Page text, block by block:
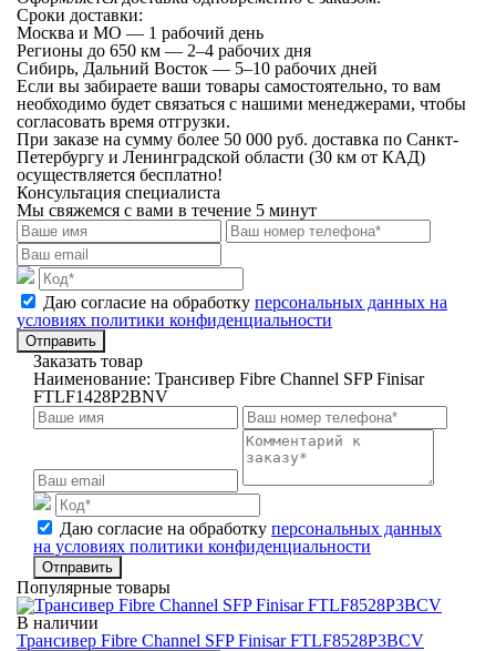
Сроки доставки:
Москва и МО — 1 рабочий день
Регионы до 650 км — 2–4 рабочих дня
Сибирь, Дальний Восток — 5–10 рабочих дней
Если вы забираете ваши товары самостоятельно, то вам
необходимо будет связаться с нашими менеджерами, чтобы
согласовать время отгрузки.
При заказе на сумму более 50 000 руб. доставка по Санкт-
Петербургу и Ленинградской области (30 км от КАД)
осуществляется бесплатно!
Консультация специалиста
Мы свяжемся с вами в течение 5 минут
Даю согласие на обработку персональных данных на
условиях политики конфиденциальности
Отправить
Заказать товар
Наименование: Трансивер Fibre Channel SFP Finisar
FTLF1428P2BNV
Даю согласие на обработку персональных данных
на условиях политики конфиденциальности
Отправить
Популярные товары
В наличии
Трансивер Fibre Channel SFP Finisar FTLF8528P3BCV